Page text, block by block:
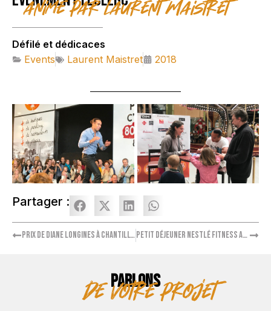
animé par Laurent Maistret
Défilé et dédicaces
Events
Laurent Maistret 2018
Partager :
Prix de Diane Longines à Chantilly – Ambassadrice Élodie Fontan Petit Déjeuner Nestlé Fitness avec Amélie Mauresmo
PARLONS
de votre projet